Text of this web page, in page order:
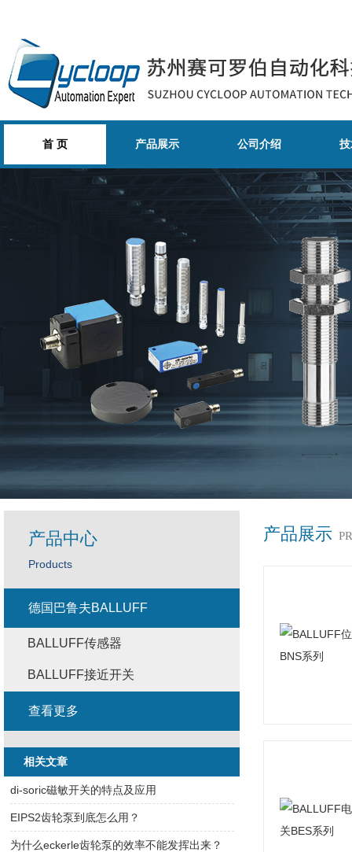
首 页 产品展示 公司介绍
产品展示
产品中心
Products
德国巴鲁夫BALLUFF
BALLUFF传感器
BALLUFF接近开关
查看更多
相关文章
di-soric磁敏开关的特点及应用
EIPS2齿轮泵到底怎么用？
为什么eckerle齿轮泵的效率不能发挥出来？